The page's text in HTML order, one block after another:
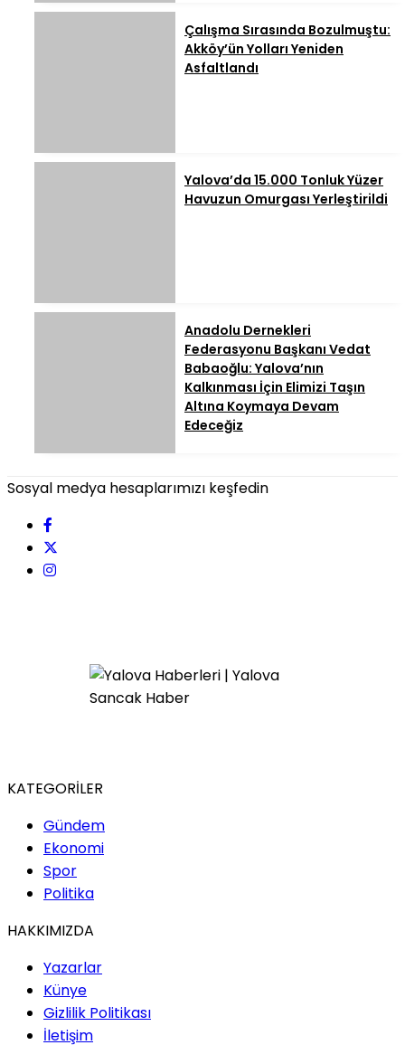
Çalışma Sırasında Bozulmuştu:
Akköy’ün Yolları Yeniden
Asfaltlandı
Yalova’da 15.000 Tonluk Yüzer
Havuzun Omurgası Yerleştirildi
Anadolu Dernekleri
Federasyonu Başkanı Vedat
Babaoğlu: Yalova’nın
Kalkınması İçin Elimizi Taşın
Altına Koymaya Devam
Edeceğiz
Sosyal medya hesaplarımızı keşfedin
KATEGORİLER
Gündem
Ekonomi
Spor
Politika
HAKKIMIZDA
Yazarlar
Künye
Gizlilik Politikası
İletişim